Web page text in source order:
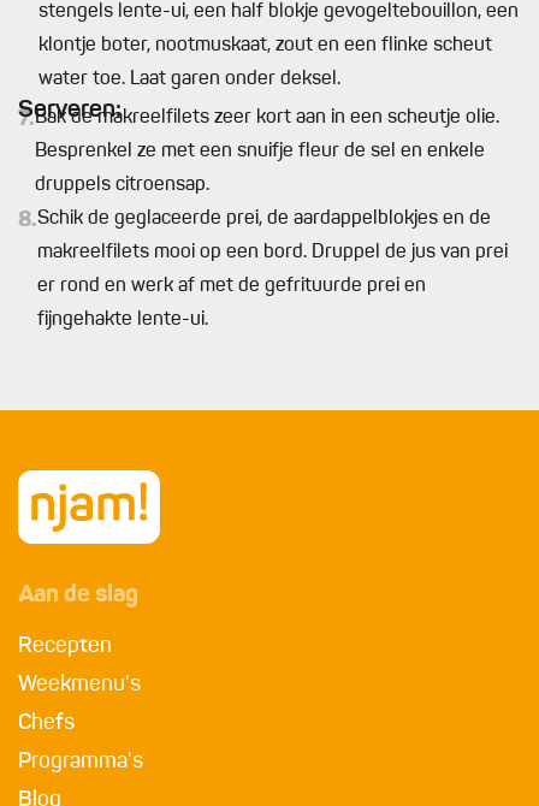
stengels lente-ui, een half blokje gevogeltebouillon, een
klontje boter, nootmuskaat, zout en een flinke scheut
water toe. Laat garen onder deksel.
Serveren:
7.Bak de makreelfilets zeer kort aan in een scheutje olie.
Besprenkel ze met een snuifje fleur de sel en enkele
druppels citroensap.
8.Schik de geglaceerde prei, de aardappelblokjes en de
makreelfilets mooi op een bord. Druppel de jus van prei
er rond en werk af met de gefrituurde prei en
fijngehakte lente-ui.
Aan de slag
Recepten
Weekmenu's
Chefs
Programma's
Blog